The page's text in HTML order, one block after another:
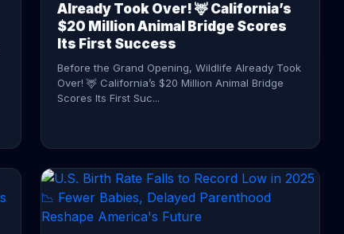
Already Took Over! 🦌 California’s
$20 Million Animal Bridge Scores
Its First Success
Before the Grand Opening, Wildlife Already Took
Over! 🦌 California’s $20 Million Animal Bridge
Scores Its First Suc...